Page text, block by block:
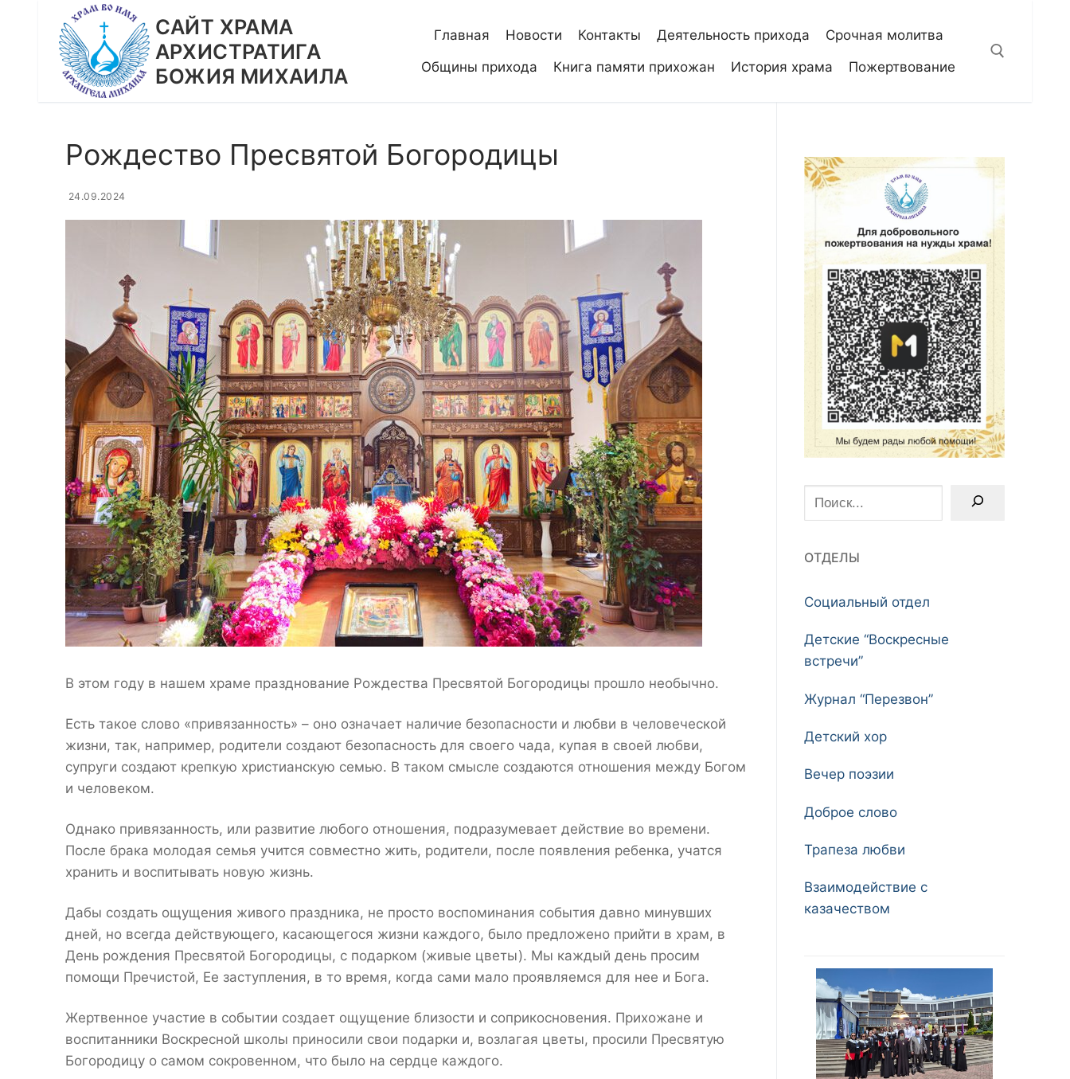
содержимому
CАЙТ ХРАМА
АРХИСТРАТИГА
БОЖИЯ МИХАИЛА
Главная Новости Контакты Деятельность прихода
Срочная молитва
Общины прихода
Книга памяти прихожан История храма Пожертвование
Рождество Пресвятой Богородицы
24.09.2024
В этом году в нашем храме празднование Рождества Пресвятой Богородицы прошло необычно.
Есть такое слово «привязанность» – оно означает наличие безопасности и любви в человеческой
жизни, так, например, родители создают безопасность для своего чада, купая в своей любви,
супруги создают крепкую христианскую семью. В таком смысле создаются отношения между Богом
и человеком.
Однако привязанность, или развитие любого отношения, подразумевает действие во времени.
После брака молодая семья учится совместно жить, родители, после появления ребенка, учатся
хранить и воспитывать новую жизнь.
Дабы создать ощущения живого праздника, не просто воспоминания события давно минувших
дней, но всегда действующего, касающегося жизни каждого, было предложено прийти в храм, в
День рождения Пресвятой Богородицы, с подарком (живые цветы). Мы каждый день просим
помощи Пречистой, Ее заступления, в то время, когда сами мало проявляемся для нее и Бога.
Жертвенное участие в событии создает ощущение близости и соприкосновения. Прихожане и
воспитанники Воскресной школы приносили свои подарки и, возлагая цветы, просили Пресвятую
Богородицу о самом сокровенном, что было на сердце каждого.
Поиск
ОТДЕЛЫ
Социальный отдел
Детские “Воскресные
встречи”
Журнал “Перезвон”
Детский хор
Вечер поэзии
Доброе слово
Трапеза любви
Взаимодействие с
казачеством